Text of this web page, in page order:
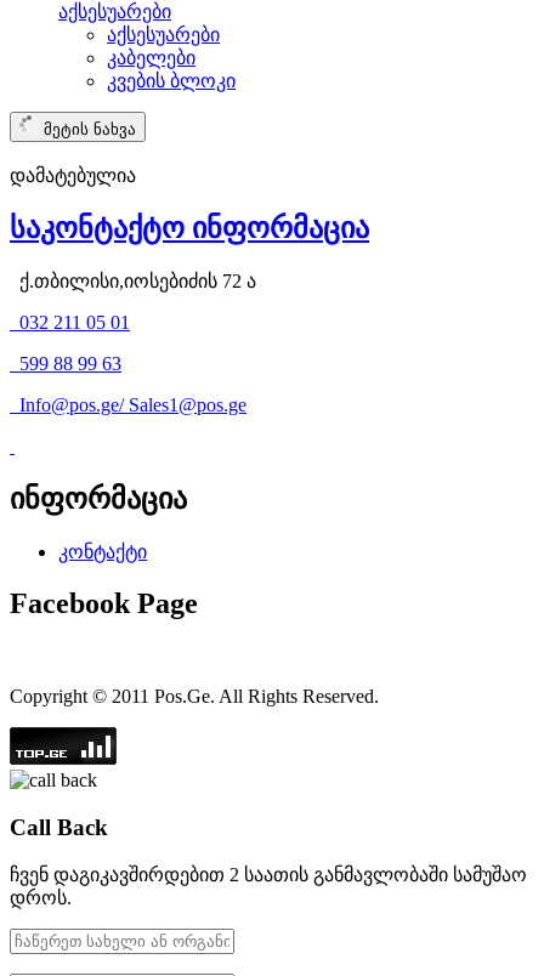
აქსესუარები
აქსესუარები
კაბელები
კვების ბლოკი
მეტის ნახვა
დამატებულია
საკონტაქტო ინფორმაცია
ქ.თბილისი,იოსებიძის 72 ა
032 211 05 01
599 88 99 63
Info@pos.ge/ Sales1@pos.ge
ინფორმაცია
კონტაქტი
Facebook Page
Copyright © 2011 Pos.Ge. All Rights Reserved.
Call Back
ჩვენ დაგიკავშირდებით 2 საათის განმავლობაში სამუშაო
დროს.